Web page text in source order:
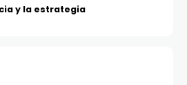
y la estrategia